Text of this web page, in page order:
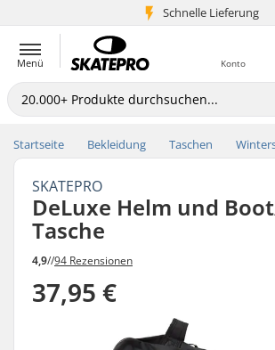
Schnelle Lieferung
5+ Mio. Kunden
Menü Konto
Startseite Bekleidung Taschen
SKATEPRO
DeLuxe Helm und
Tasche
4,9//94 Rezensionen
37,95 €